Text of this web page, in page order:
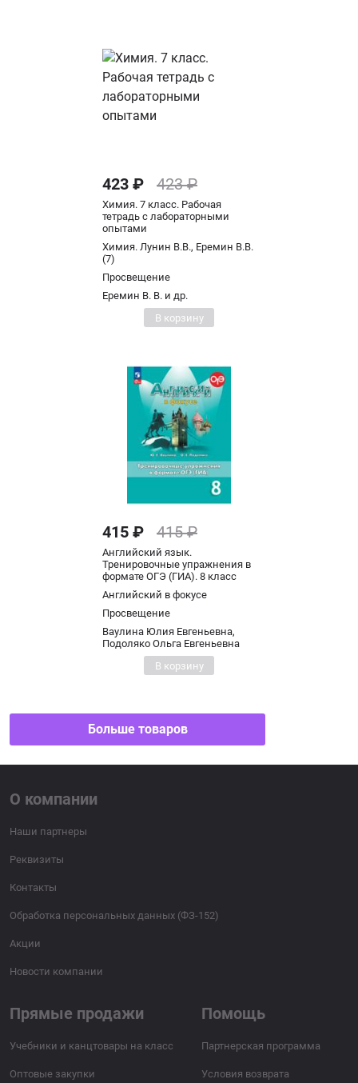
423 ₽ 423 ₽
Химия. 7 класс. Рабочая
тетрадь с лабораторными
опытами
Химия. Лунин В.В., Еремин В.В.
(7)
Просвещение
Еремин В. В. и др.
В корзину
415 ₽ 415 ₽
Английский язык.
Тренировочные упражнения в
формате ОГЭ (ГИА). 8 класс
Английский в фокусе
Просвещение
Ваулина Юлия Евгеньевна,
Подоляко Ольга Евгеньевна
В корзину
Больше товаров
О компании
Наши партнеры
Реквизиты
Контакты
Обработка персональных данных (ФЗ-152)
Акции
Новости компании
Прямые продажи
Учебники и канцтовары на класс
Оптовые закупки
Помощь
Партнерская программа
Условия возврата